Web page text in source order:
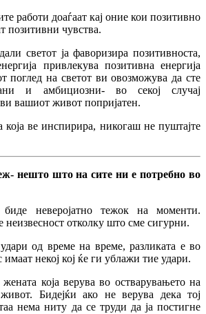
работи доаѓаат кај оние кои позитивно
позитивни чувства.
светот ја фаворизира позитивноста,
привлекува позитивна енергија
поглед на светот ви овозможува да сте
и амбициозни- во секој случај
вашиот живот попријатен.
која ве инспирира, никогаш не пуштајте
нешто што на сите ни е потребно во
неверојатно тежок на моменти.
неизвесност отколку што сме сигурни.
од време на време, разликата е во
некој кој ќе ги ублажи тие удари.
која верува во остварувањето на
Бидејќи ако не верува дека тој
нема ниту да се труди да ја постигне